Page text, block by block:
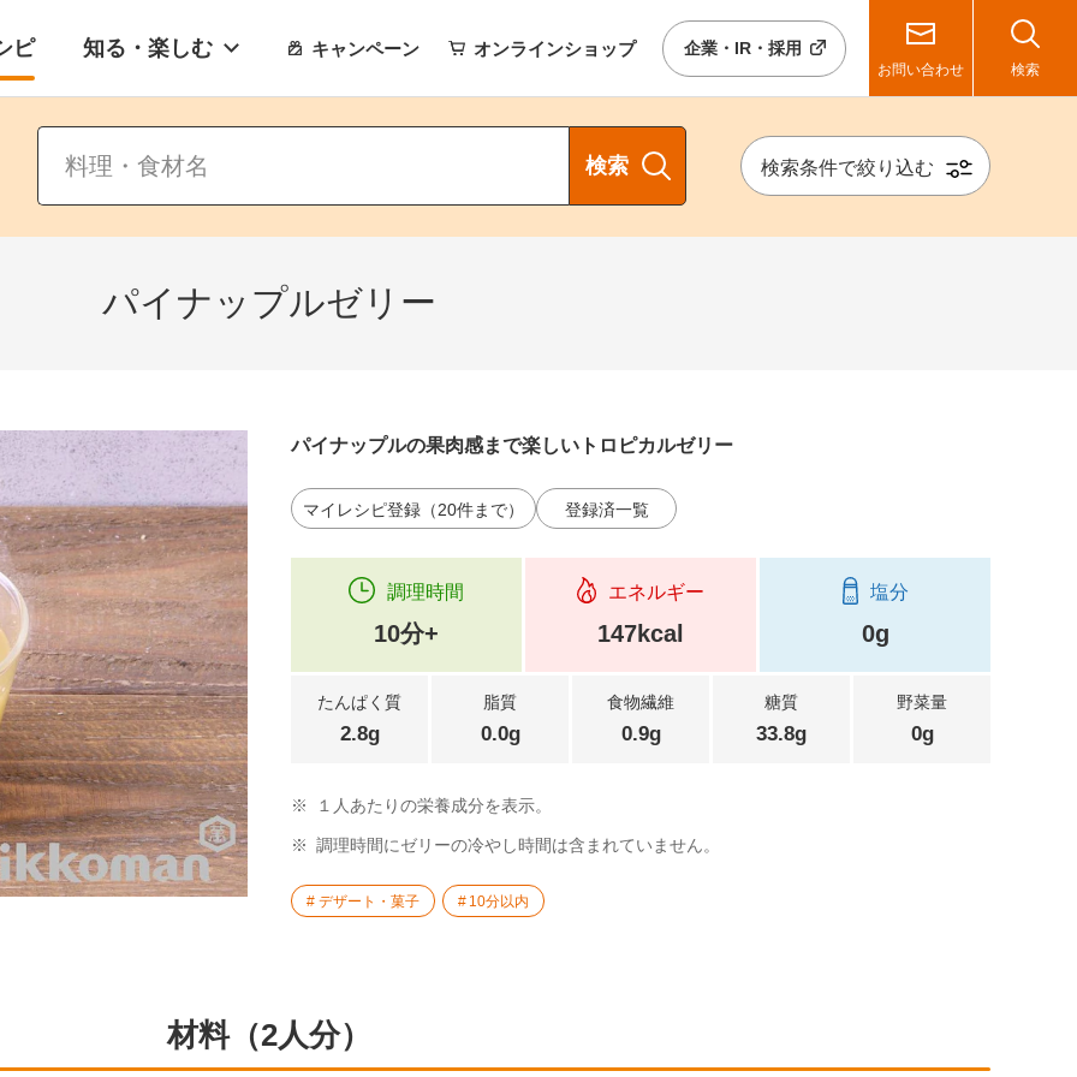
ピ 知る・楽しむ キャンペーン オンラインショップ 企業・IR・採用
お問い合わせ 検索
検索 検索条件で絞り込む
パイナップルゼリー
パイナップルの果肉感まで楽しいトロピカルゼリー
マイレシピ登録（20件まで） 登録済一覧
調理時間
10分+
エネルギー
147kcal
塩分
0g
たんぱく質
2.8g
脂質
0.0g
食物繊維
0.9g
糖質
33.8g
野菜量
0g
※ １人あたりの栄養成分を表示。
※ 調理時間にゼリーの冷やし時間は含まれていません。
デザート・菓子 10分以内
材料（2人分）